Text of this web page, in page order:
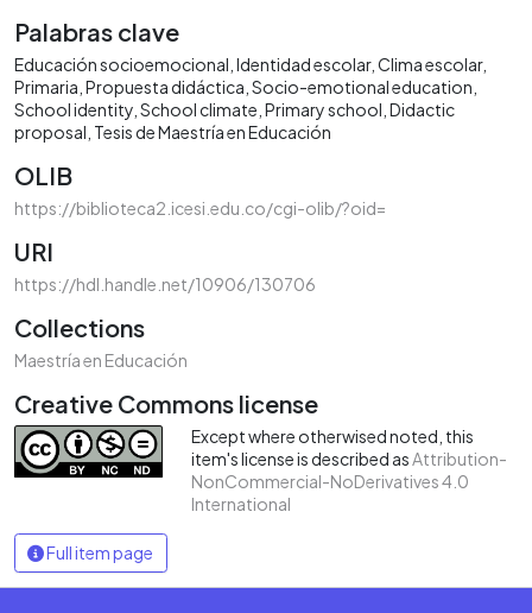
Palabras clave
Educación socioemocional Identidad escolar Clima escolar
Primaria Propuesta didáctica Socio-emotional education
School identity School climate Primary school Didactic
proposal Tesis de Maestría en Educación
OLIB
https://biblioteca2.icesi.edu.co/cgi-olib/?oid=
URI
https://hdl.handle.net/10906/130706
Collections
Maestría en Educación
Creative Commons license
Except where otherwised noted, this
item's license is described asAttribution-
NonCommercial-NoDerivatives 4.0
International
Full item page